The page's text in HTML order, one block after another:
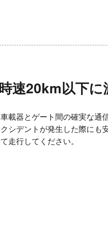
速20km以下に
載器とゲート間の確実な通
シデントが発生した際にも
走行してください。